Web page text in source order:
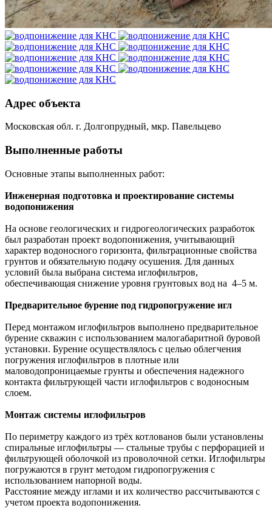
Адрес объекта
Московская обл. г. Долгопрудный, мкр. Павельцево
Выполненные работы
Основные этапы выполненных работ:
Инженерная подготовка и проектирование системы
водопонижения
На основе геологических и гидрогеологических разработок
был разработан проект водопонижения, учитывающий
характер водоносного горизонта, фильтрационные свойства
грунтов и обязательную подачу осушения. Для данных
условий была выбрана система иглофильтров,
обеспечивающая снижение уровня грунтовых вод на 4–5 м.
Предварительное бурение под гидропогружение игл
Перед монтажом иглофильтров выполнено предварительное
бурение скважин с использованием малогабаритной буровой
установки. Бурение осуществлялось с целью облегчения
погружения иглофильтров в плотные или
маловодопроницаемые грунты и обеспечения надежного
контакта фильтрующей части иглофильтров с водоносным
слоем.
Монтаж системы иглофильтров
По периметру каждого из трёх котлованов были установлены
спиральные иглофильтры — стальные трубы с перфорацией и
фильтрующей оболочкой из проволочной сетки. Иглофильтры
погружаются в грунт методом гидропогружения с
использованием напорной воды.
Расстояние между иглами и их количество рассчитываются с
учетом проекта водопонижения.